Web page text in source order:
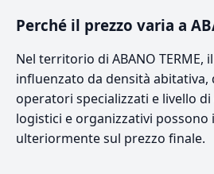
Perché il prezzo varia a
Nel territorio di ABANO TERME,
influenzato da densità
operatori specializzati e livello
logistici e organizzativi possono
ulteriormente sul prezzo finale.